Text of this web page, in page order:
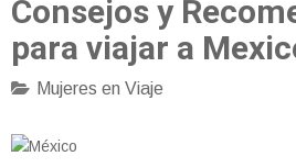
Consejos y
para viajar a
Mujeres en Viaje